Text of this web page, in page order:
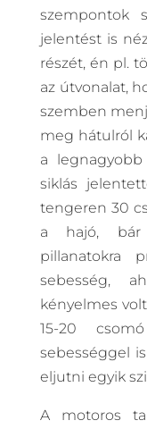
szempontok
jelentést is
részét, én pl.
az útvonalat,
szemben
meg hátulról
a
siklás
tengeren 30
a hajó, bár
pillanatokra
sebesség,
kényelmes
15-20
sebességgel
eljutni egyik
A motoros